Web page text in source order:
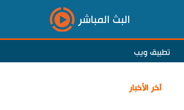
البث المباشر
تطبيق ويب
آخر الأخبار